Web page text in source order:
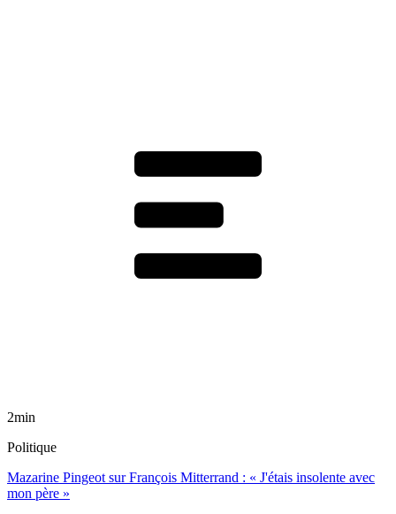
2min
Politique
Mazarine Pingeot sur François Mitterrand : « J'étais insolente avec
mon père »